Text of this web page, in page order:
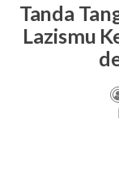
Tanda
Lazismu